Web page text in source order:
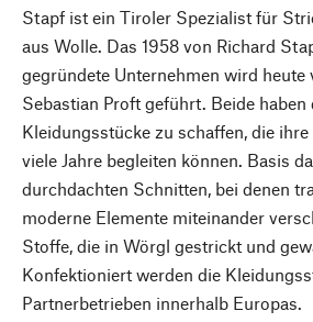
Stapf ist ein Tiroler Spezialist für
aus Wolle. Das 1958 von Richard
gegründete Unternehmen wird heute
Sebastian Proft geführt. Beide haben
Kleidungsstücke zu schaffen, die
viele Jahre begleiten können. Basis
durchdachten Schnitten, bei denen
moderne Elemente miteinander
Stoffe, die in Wörgl gestrickt und
Konfektioniert werden die
Partnerbetrieben innerhalb Europas.